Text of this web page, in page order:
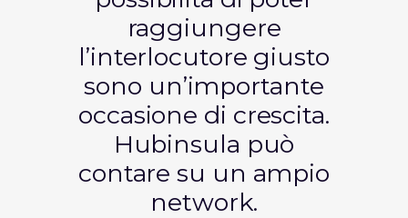
raggiungere
l’interlocutore giusto
sono un’importante
occasione di crescita.
Hubinsula può
contare su un ampio
network.